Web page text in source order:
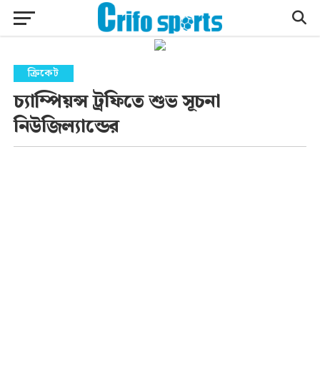
ক্রিকেট
চ্যাম্পিয়ন্স ট্রফিতে শুভ সূচনা
নিউজিল্যান্ডের